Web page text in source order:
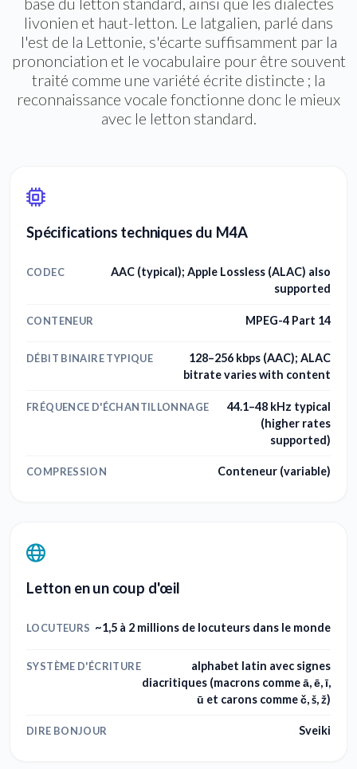
livonien et haut-letton. Le latgalien, parlé dans
l'est de la Lettonie, s'écarte suffisamment par la
prononciation et le vocabulaire pour être souvent
traité comme une variété écrite distincte ; la
reconnaissance vocale fonctionne donc le mieux
avec le letton standard.
Spécifications techniques du M4A
CODEC
AAC (typical); Apple Lossless (ALAC) also
supported
CONTENEUR MPEG-4 Part 14
DÉBIT BINAIRE TYPIQUE
128–256 kbps (AAC); ALAC
bitrate varies with content
FRÉQUENCE D'ÉCHANTILLONNAGE
44.1–48 kHz typical
(higher rates
supported)
COMPRESSION Conteneur (variable)
Letton en un coup d'œil
LOCUTEURS ~1,5 à 2 millions de locuteurs dans le monde
SYSTÈME D'ÉCRITURE
alphabet latin avec signes
diacritiques (macrons comme ā, ē, ī,
ū et carons comme č, š, ž)
DIRE BONJOUR Sveiki